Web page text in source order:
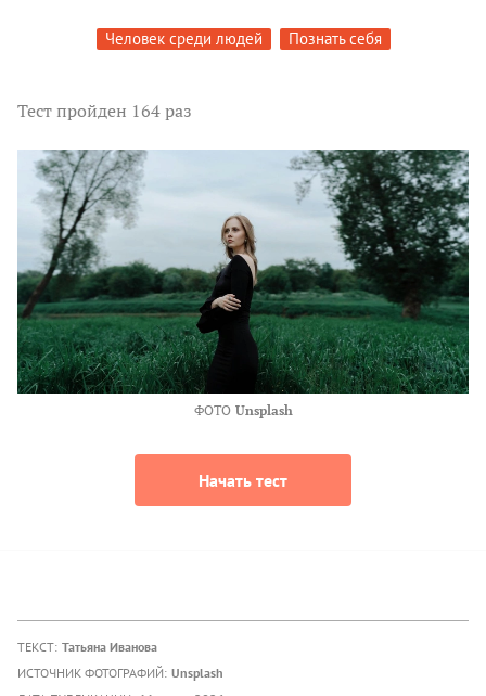
Человек среди людей Познать себя
Тестпройден 164 раз
ФОТО Unsplash
Начать тест
ТЕКСТ: Татьяна Иванова
ИСТОЧНИК ФОТОГРАФИЙ: Unsplash